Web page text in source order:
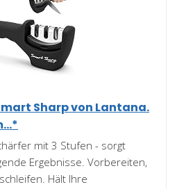
Sharp von Lantana.
mit 3 Stufen - sorgt
Ergebnisse. Vorbereiten,
Hält Ihre